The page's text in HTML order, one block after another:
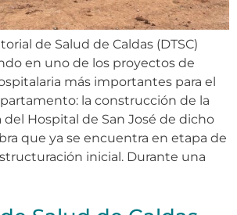
de Salud de Caldas (DTSC)
en uno de los proyectos de
más importantes para el
la construcción de la
Hospital de San José de dicho
que ya se encuentra en etapa de
inicial. Durante una